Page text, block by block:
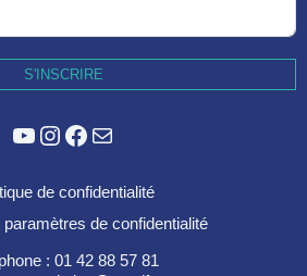
S'INSCRIRE
YouTube
Instagram
Facebook
E-mail
de confidentialité
de confidentialité
: 01 42 88 57 81